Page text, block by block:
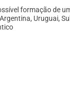
formação de
Uruguai,